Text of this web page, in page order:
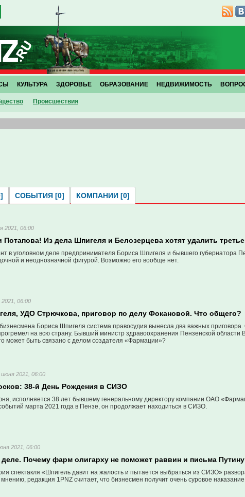
Проиcшествия
КУЛЬТУРА ЗДОРОВЬЕ ОБРАЗОВАНИЕ НЕДВИЖИМОСТЬ
СОБЫТИЯ [0] КОМПАНИИ [0]
2021, 06:00
Из дела Шпигеля и Белозерцева хотят удалить
в уголовном деле предпринимателя Бориса Шпигеля и бывшего губернатора
и неоднозначной фигурой. Возможно его вообще нет.
06:00
УДО Стрючкова, приговор по делу Фокановой. Что общего?
Бориса Шпигеля система правосудия вынесла два важных
на всю страну. Бывший министр здравоохранения Пензенской
может быть связано с делом создателя «Фармации»?
июня 2021, 06:00
38-й День Рождения в СИЗО
исполняется 38 лет бывшему генеральному директору компании ОАО
марта 2021 года в Пензе, он продолжает находиться в СИЗО.
2021, 06:00
Почему фарм олигарху не поможет раввин и письма Путину
спектакля «Шпигель давит на жалость и пытается выбраться из СИЗО»
редакция 1PNZ считает, что бизнесмен получит очень суровое